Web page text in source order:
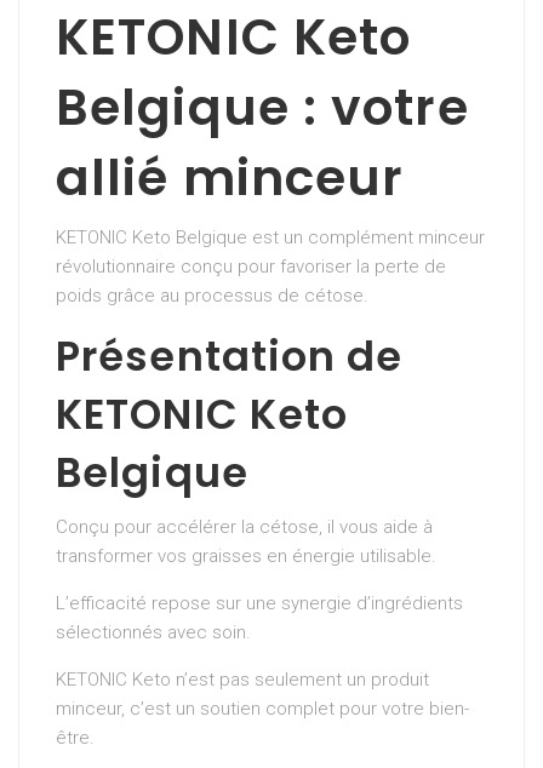
KETONIC Keto
Belgique : votre
allié minceur
KETONIC Keto Belgique est un complément minceur
révolutionnaire conçu pour favoriser la perte de
poids grâce au processus de cétose.
Présentation de
KETONIC Keto
Belgique
Conçu pour accélérer la cétose, il vous aide à
transformer vos graisses en énergie utilisable.
L’efficacité repose sur une synergie d’ingrédients
sélectionnés avec soin.
KETONIC Keto n’est pas seulement un produit
minceur, c’est un soutien complet pour votre bien-
être.